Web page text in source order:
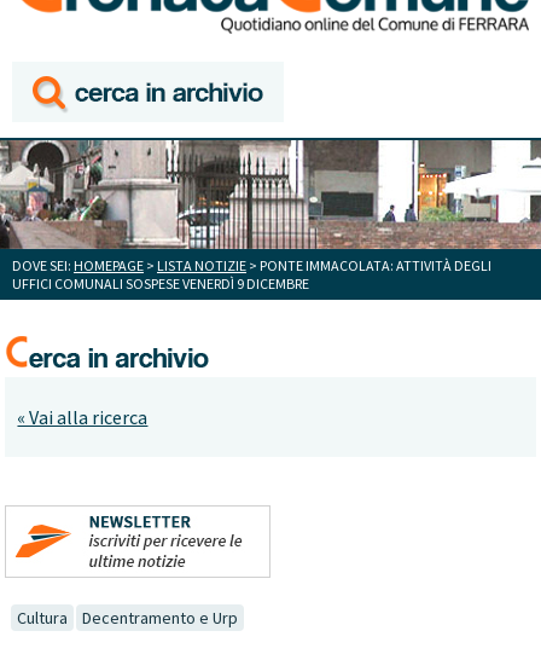
DOVE SEI: HOMEPAGE > LISTA NOTIZIE > PONTE IMMACOLATA: ATTIVITÀ DEGLI
UFFICI COMUNALI SOSPESE VENERDÌ 9 DICEMBRE
« Vai alla ricerca
Cultura Decentramento e Urp